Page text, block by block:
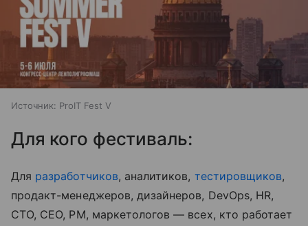
Источник: ProIT Fest V
Для кого фестиваль:
Для разработчиков, аналитиков, тестировщиков,
продакт-менеджеров, дизайнеров, DevOps, HR,
CTO, CEO, PM, маркетологов — всех, кто работает